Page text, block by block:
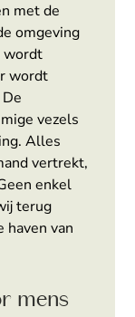
met de
omgeving
wordt
wordt
vezels
Alles
vertrekt,
enkel
terug
haven van
mens